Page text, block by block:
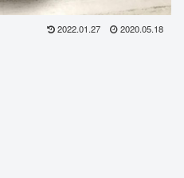
2022.01.27 2020.05.18